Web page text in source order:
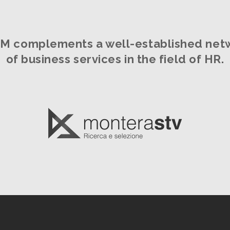
complements a well-established
of business services in the field of HR.